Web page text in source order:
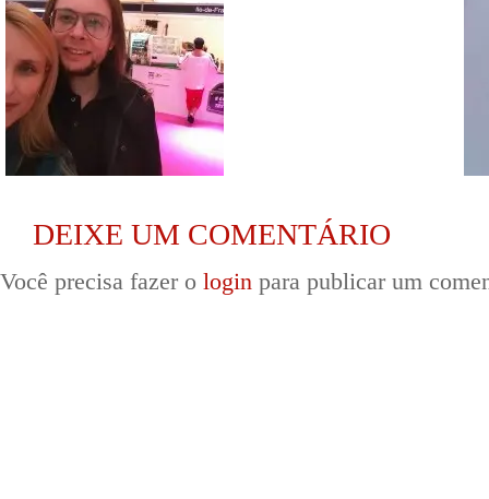
DEIXE UM COMENTÁRIO
Você precisa fazer o login para publicar um